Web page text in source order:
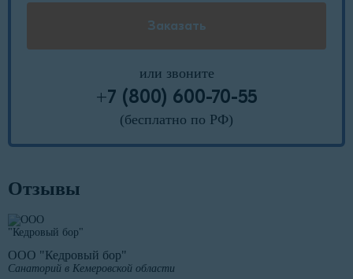
или звоните
+7 (800) 600-70-55
(бесплатно по РФ)
Отзывы
ООО "Кедровый бор"
Санаторий в Кемеровской области